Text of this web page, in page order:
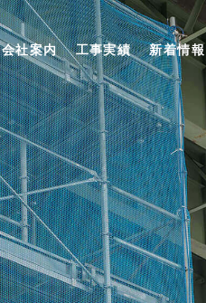
会社案内 工事実績 新着情報
事業案内
伸縮継手工事
自社製品・自社工法
メンテナンス工事
会社案内
代表挨拶・会社概要
会社沿革